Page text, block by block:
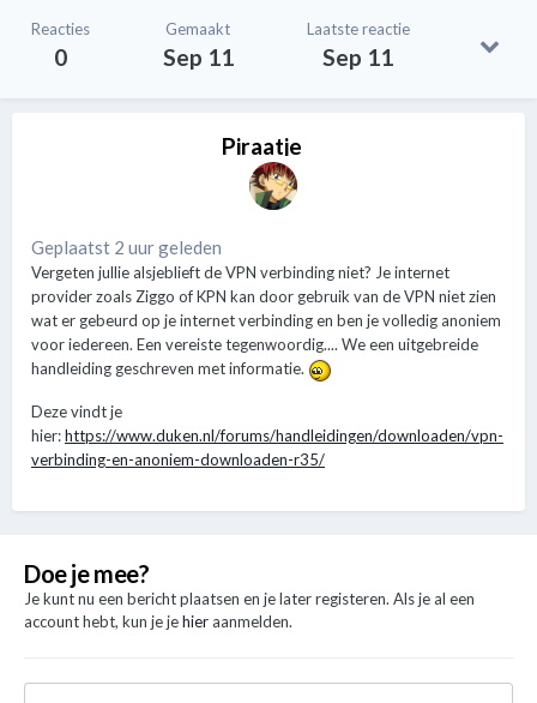
Reacties
0
Gemaakt
Sep 11
Laatste reactie
Sep 11
Piraatje
Geplaatst 2 uur geleden
Vergeten jullie alsjeblieft de VPN verbinding niet? Je internet
provider zoals Ziggo of KPN kan door gebruik van de VPN niet zien
wat er gebeurd op je internet verbinding en ben je volledig anoniem
voor iedereen. Een vereiste tegenwoordig.... We een uitgebreide
handleiding geschreven met informatie.
Deze vindt je
hier:https://www.duken.nl/forums/handleidingen/downloaden/vpn-
verbinding-en-anoniem-downloaden-r35/
Doe je mee?
Je kunt nu een bericht plaatsen en je later registeren. Als je al een
account hebt, kun je jehieraanmelden.